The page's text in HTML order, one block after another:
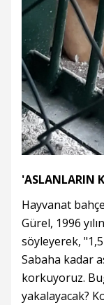
'ASLANLARIN
Hayvanat
Gürel, 1996
söyleyerek,
Sabaha kadar
korkuyoruz.
yakalayacak?